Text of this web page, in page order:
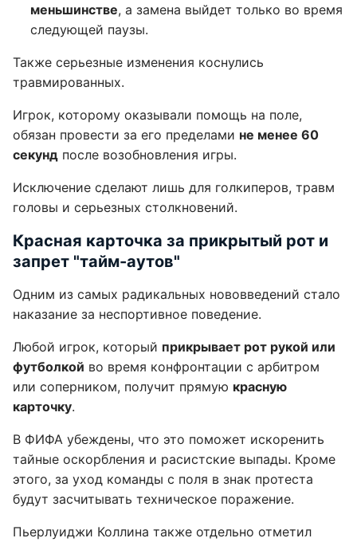
меньшинстве, а замена выйдет только во время
следующей паузы.
Также серьезные изменения коснулись
травмированных.
Игрок, которому оказывали помощь на поле,
обязан провести за его пределами не менее 60
секунд после возобновления игры.
Исключение сделают лишь для голкиперов, травм
головы и серьезных столкновений.
Красная карточка за прикрытый рот и
запрет "тайм-аутов"
Одним из самых радикальных нововведений стало
наказание за неспортивное поведение.
Любой игрок, который прикрывает рот рукой или
футболкой во время конфронтации с арбитром
или соперником, получит прямую красную
карточку.
В ФИФА убеждены, что это поможет искоренить
тайные оскорбления и расистские выпады. Кроме
этого, за уход команды с поля в знак протеста
будут засчитывать техническое поражение.
Пьерлуиджи Коллина также отдельно отметил